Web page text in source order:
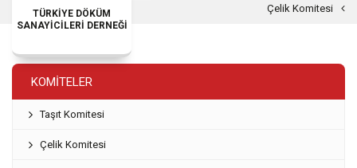
TÜRKİYE DÖKÜM
SANAYİCİLERİ DERNEĞİ
Çelik Komitesi
KOMITELER
Taşıt Komitesi
Çelik Komitesi